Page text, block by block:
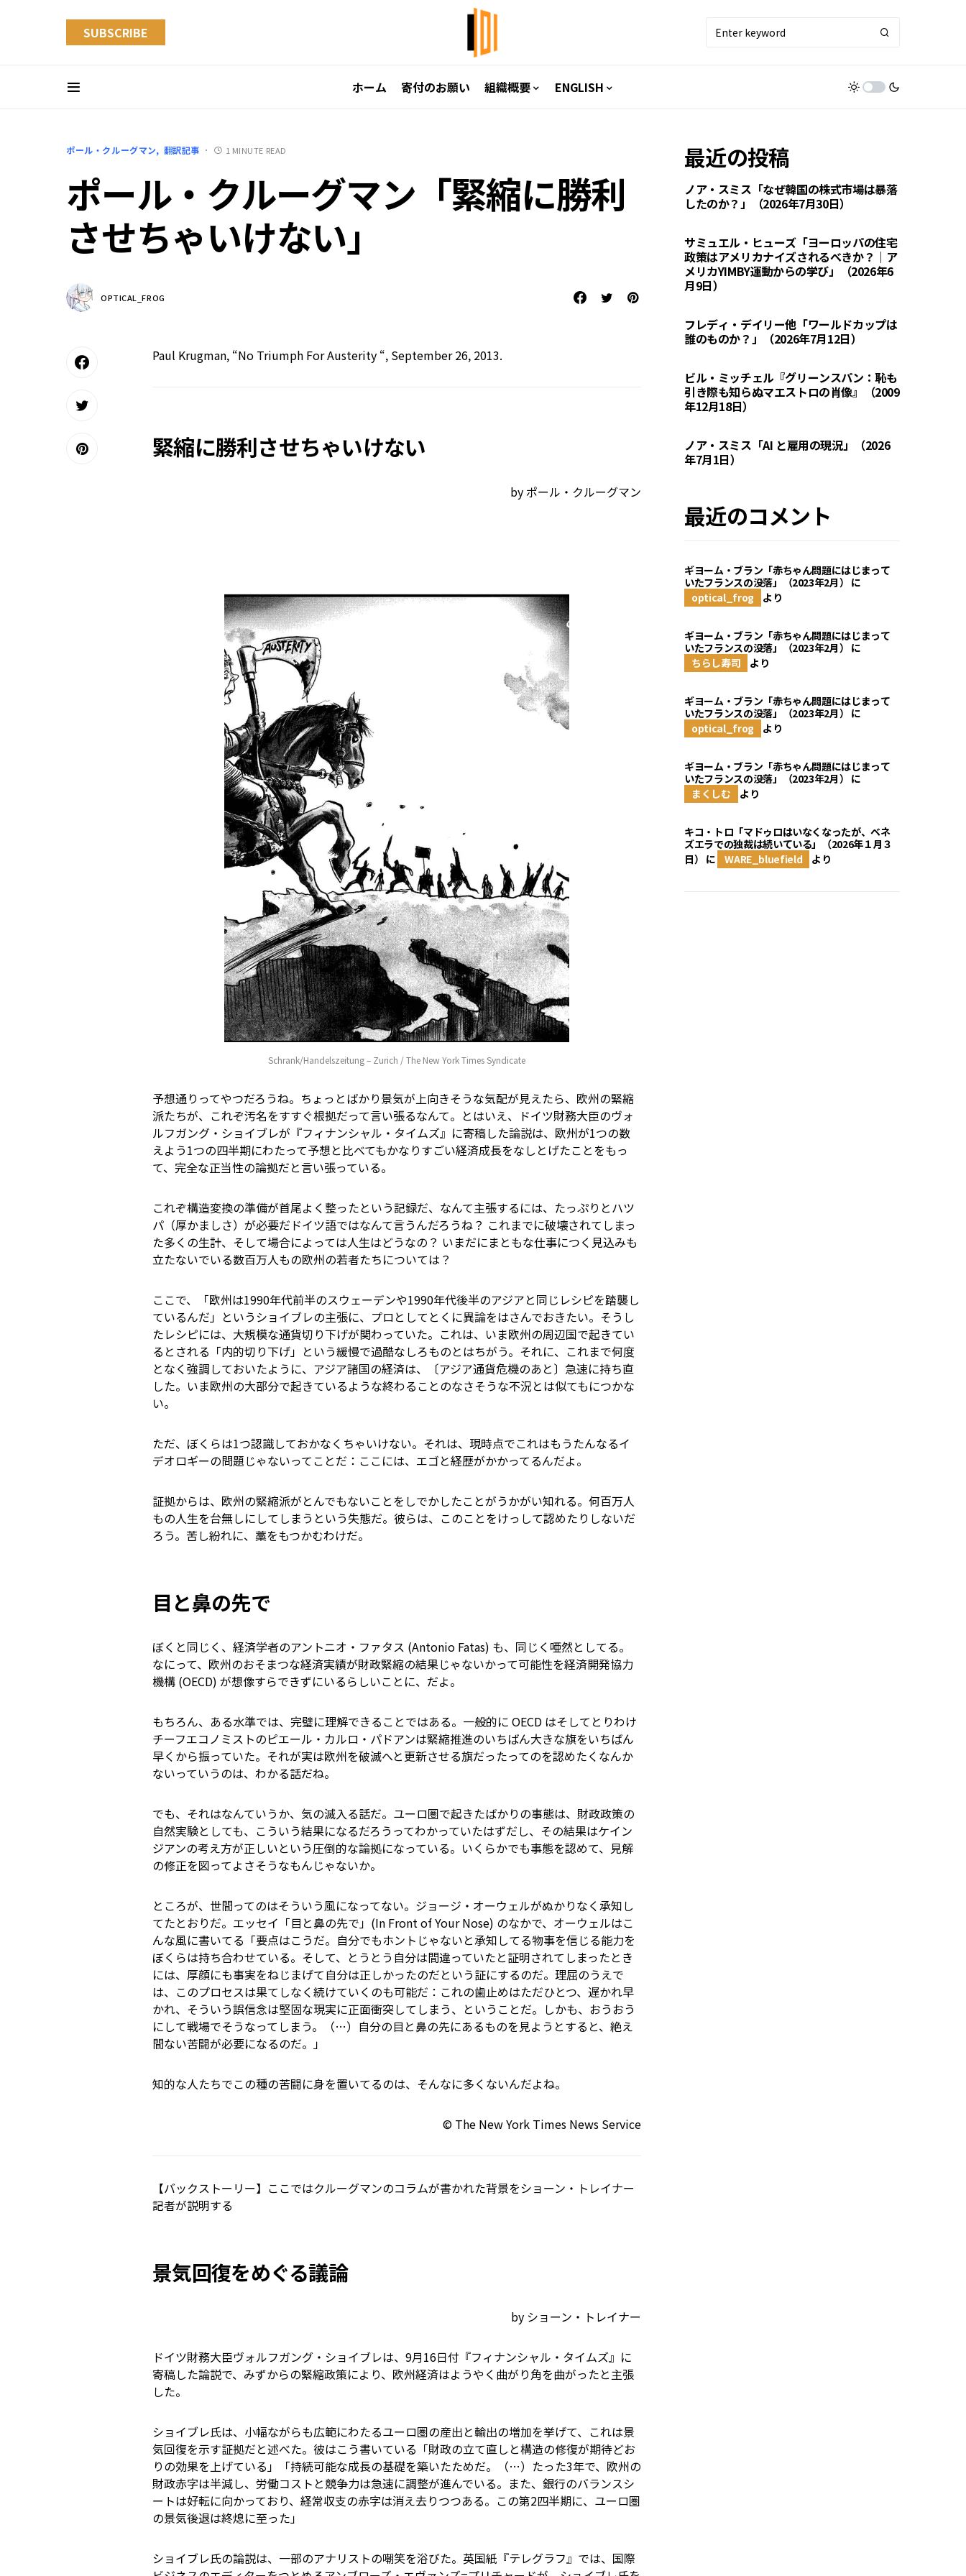
SUBSCRIBE
ホーム 寄付のお願い 組織概要 ENGLISH
ポール・クルーグマン 翻訳記事 1 MINUTE READ
ポール・クルーグマン「緊縮に勝利
させちゃいけない」
OPTICAL_FROG
Paul Krugman, “No Triumph For Austerity “, September 26, 2013.
緊縮に勝利させちゃいけない
by ポール・クルーグマン
Schrank/Handelszeitung – Zurich / The New York Times Syndicate
予想通りってやつだろうね。ちょっとばかり景気が上向きそうな気配が見えたら、欧州の緊縮
派たちが、これぞ汚名をすすぐ根拠だって言い張るなんて。とはいえ、ドイツ財務大臣のヴォ
ルフガング・ショイブレが『フィナンシャル・タイムズ』に寄稿した論説は、欧州が1つの――数
えよう――1つの四半期にわたって予想と比べてもかなりすごい経済成長をなしとげたことをもっ
て、完全な正当性の論拠だと言い張っている。
これぞ構造変換の準備が首尾よく整ったという記録だ、なんて主張するには、たっぷりとハツ
パ（厚かましさ）が必要だ――ドイツ語ではなんて言うんだろうね？ これまでに破壊されてしまっ
た多くの生計、そして場合によっては人生はどうなの？ いまだにまともな仕事につく見込みも
立たないでいる数百万人もの欧州の若者たちについては？
ここで、「欧州は1990年代前半のスウェーデンや1990年代後半のアジアと同じレシピを踏襲し
ているんだ」というショイブレの主張に、プロとしてとくに異論をはさんでおきたい。そうし
たレシピには、大規模な通貨切り下げが関わっていた。これは、いま欧州の周辺国で起きてい
るとされる「内的切り下げ」という緩慢で過酷なしろものとはちがう。それに、これまで何度
となく強調しておいたように、アジア諸国の経済は、〔アジア通貨危機のあと〕急速に持ち直
した。いま欧州の大部分で起きているような終わることのなさそうな不況とは似てもにつかな
い。
ただ、ぼくらは1つ認識しておかなくちゃいけない。それは、現時点でこれはもうたんなるイ
デオロギーの問題じゃないってことだ：ここには、エゴと経歴がかかってるんだよ。
証拠からは、欧州の緊縮派がとんでもないことをしでかしたことがうかがい知れる。何百万人
もの人生を台無しにしてしまうという失態だ。彼らは、このことをけっして認めたりしないだ
ろう。苦し紛れに、藁をもつかむわけだ。
目と鼻の先で
ぼくと同じく、経済学者のアントニオ・ファタス (Antonio Fatas) も、同じく唖然としてる。
なにって、欧州のおそまつな経済実績が財政緊縮の結果じゃないかって可能性を経済開発協力
機構 (OECD) が想像すらできずにいるらしいことに、だよ。
もちろん、ある水準では、完璧に理解できることではある。一般的に OECD は――そしてとりわけ
チーフエコノミストのピエール・カルロ・パドアンは――緊縮推進のいちばん大きな旗をいちばん
早くから振っていた。それが実は欧州を破滅へと更新させる旗だったってのを認めたくなんか
ないっていうのは、わかる話だね。
でも、それはなんていうか、気の滅入る話だ。ユーロ圏で起きたばかりの事態は、財政政策の
自然実験としても、こういう結果になるだろうってわかっていたはずだし、その結果はケイン
ジアンの考え方が正しいという圧倒的な論拠になっている。いくらかでも事態を認めて、見解
の修正を図ってよさそうなもんじゃないか。
ところが、世間ってのはそういう風になってない。ジョージ・オーウェルがぬかりなく承知し
てたとおりだ。エッセイ「目と鼻の先で」(In Front of Your Nose) のなかで、オーウェルはこ
んな風に書いてる――「要点はこうだ。自分でもホントじゃないと承知してる物事を信じる能力を
ぼくらは持ち合わせている。そして、とうとう自分は間違っていたと証明されてしまったとき
には、厚顔にも事実をねじまげて自分は正しかったのだという証にするのだ。理屈のうえで
は、このプロセスは果てしなく続けていくのも可能だ：これの歯止めはただひとつ、遅かれ早
かれ、そういう誤信念は堅固な現実に正面衝突してしまう、ということだ。しかも、おうおう
にして戦場でそうなってしまう。（…）自分の目と鼻の先にあるものを見ようとすると、絶え
間ない苦闘が必要になるのだ。」
知的な人たちでこの種の苦闘に身を置いてるのは、そんなに多くないんだよね。
© The New York Times News Service
【バックストーリー】ここではクルーグマンのコラムが書かれた背景をショーン・トレイナー
記者が説明する
景気回復をめぐる議論
by ショーン・トレイナー
ドイツ財務大臣ヴォルフガング・ショイブレは、9月16日付『フィナンシャル・タイムズ』に
寄稿した論説で、みずからの緊縮政策により、欧州経済はようやく曲がり角を曲がったと主張
した。
ショイブレ氏は、小幅ながらも広範にわたるユーロ圏の産出と輸出の増加を挙げて、これは景
気回復を示す証拠だと述べた。彼はこう書いている――「財政の立て直しと構造の修復が期待どお
りの効果を上げている」「持続可能な成長の基礎を築いたためだ。（…）たった3年で、欧州の
財政赤字は半減し、労働コストと競争力は急速に調整が進んでいる。また、銀行のバランスシ
ートは好転に向かっており、経常収支の赤字は消え去りつつある。この第2四半期に、ユーロ圏
の景気後退は終熄に至った」
ショイブレ氏の論説は、一部のアナリストの嘲笑を浴びた。英国紙『テレグラフ』では、国際
最近の投稿
ノア・スミス「なぜ韓国の株式市場は暴落
したのか？」（2026年7月30日）
サミュエル・ヒューズ「ヨーロッパの住宅
政策はアメリカナイズされるべきか？｜ア
メリカYIMBY運動からの学び」（2026年6
月9日）
フレディ・デイリー他「ワールドカップは
誰のものか？」（2026年7月12日）
ビル・ミッチェル『グリーンスパン：恥も
引き際も知らぬマエストロの肖像』（2009
年12月18日）
ノア・スミス「AI と雇用の現況」（2026
年7月1日）
最近のコメント
ギヨーム・ブラン「赤ちゃん問題にはじまって
いたフランスの没落」（2023年2月） に
optical_frog
より
ギヨーム・ブラン「赤ちゃん問題にはじまって
いたフランスの没落」（2023年2月） に
ちらし寿司
より
ギヨーム・ブラン「赤ちゃん問題にはじまって
いたフランスの没落」（2023年2月） に
optical_frog
より
ギヨーム・ブラン「赤ちゃん問題にはじまって
いたフランスの没落」（2023年2月） に
まくしむ
より
キコ・トロ「マドゥロはいなくなったが、ベネ
ズエラでの独裁は続いている」（2026年１月３
日） に WARE_bluefield より